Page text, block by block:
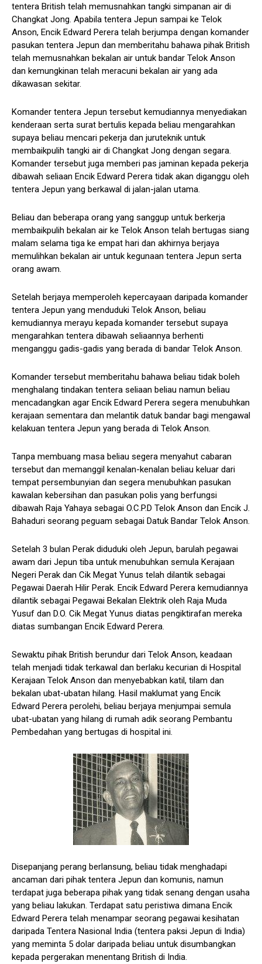
tentera British telah memusnahkan tangki simpanan air di
Changkat Jong. Apabila tentera Jepun sampai ke Telok
Anson, Encik Edward Perera telah berjumpa dengan komander
pasukan tentera Jepun dan memberitahu bahawa pihak British
telah memusnahkan bekalan air untuk bandar Telok Anson
dan kemungkinan telah meracuni bekalan air yang ada
dikawasan sekitar.
Komander tentera Jepun tersebut kemudiannya menyediakan
kenderaan serta surat bertulis kepada beliau mengarahkan
supaya beliau mencari pekerja dan juruteknik untuk
membaikpulih tangki air di Changkat Jong dengan segara.
Komander tersebut juga memberi pas jaminan kepada pekerja
dibawah seliaan Encik Edward Perera tidak akan diganggu oleh
tentera Jepun yang berkawal di jalan-jalan utama.
Beliau dan beberapa orang yang sanggup untuk berkerja
membaikpulih bekalan air ke Telok Anson telah bertugas siang
malam selama tiga ke empat hari dan akhirnya berjaya
memulihkan bekalan air untuk kegunaan tentera Jepun serta
orang awam.
Setelah berjaya memperoleh kepercayaan daripada komander
tentera Jepun yang menduduki Telok Anson, beliau
kemudiannya merayu kepada komander tersebut supaya
mengarahkan tentera dibawah seliaannya berhenti
menganggu gadis-gadis yang berada di bandar Telok Anson.
Komander tersebut memberitahu bahawa beliau tidak boleh
menghalang tindakan tentera seliaan beliau namun beliau
mencadangkan agar Encik Edward Perera segera menubuhkan
kerajaan sementara dan melantik datuk bandar bagi mengawal
kelakuan tentera Jepun yang berada di Telok Anson.
Tanpa membuang masa beliau segera menyahut cabaran
tersebut dan memanggil kenalan-kenalan beliau keluar dari
tempat persembunyian dan segera menubuhkan pasukan
kawalan kebersihan dan pasukan polis yang berfungsi
dibawah Raja Yahaya sebagai O.C.P.D Telok Anson dan Encik J.
Bahaduri seorang peguam sebagai Datuk Bandar Telok Anson.
Setelah 3 bulan Perak diduduki oleh Jepun, barulah pegawai
awam dari Jepun tiba untuk menubuhkan semula Kerajaan
Negeri Perak dan Cik Megat Yunus telah dilantik sebagai
Pegawai Daerah Hilir Perak. Encik Edward Perera kemudiannya
dilantik sebagai Pegawai Bekalan Elektrik oleh Raja Muda
Yusuf dan D.O. Cik Megat Yunus diatas pengiktirafan mereka
diatas sumbangan Encik Edward Perera.
Sewaktu pihak British berundur dari Telok Anson, keadaan
telah menjadi tidak terkawal dan berlaku kecurian di Hospital
Kerajaan Telok Anson dan menyebabkan katil, tilam dan
bekalan ubat-ubatan hilang. Hasil maklumat yang Encik
Edward Perera perolehi, beliau berjaya menjumpai semula
ubat-ubatan yang hilang di rumah adik seorang Pembantu
Pembedahan yang bertugas di hospital ini.
Disepanjang perang berlansung, beliau tidak menghadapi
ancaman dari pihak tentera Jepun dan komunis, namun
terdapat juga beberapa pihak yang tidak senang dengan usaha
yang beliau lakukan. Terdapat satu peristiwa dimana Encik
Edward Perera telah menampar seorang pegawai kesihatan
daripada Tentera Nasional India (tentera paksi Jepun di India)
yang meminta 5 dolar daripada beliau untuk disumbangkan
kepada pergerakan menentang British di India.